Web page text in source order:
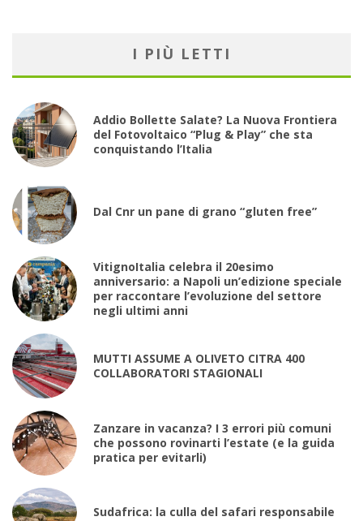
I PIÙ LETTI
Addio Bollette Salate? La Nuova Frontiera
del Fotovoltaico “Plug & Play” che sta
conquistando l’Italia
Dal Cnr un pane di grano “gluten free”
VitignoItalia celebra il 20esimo
anniversario: a Napoli un’edizione speciale
per raccontare l’evoluzione del settore
negli ultimi anni
MUTTI ASSUME A OLIVETO CITRA 400
COLLABORATORI STAGIONALI
Zanzare in vacanza? I 3 errori più comuni
che possono rovinarti l’estate (e la guida
pratica per evitarli)
Sudafrica: la culla del safari responsabile